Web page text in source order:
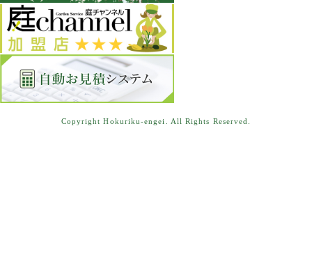
Copyright Hokuriku-engei. All Rights Reserved.